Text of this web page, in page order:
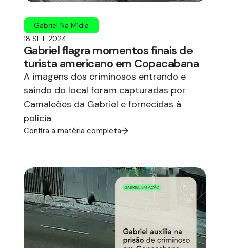
Gabriel Na Mídia
18 SET. 2024
Gabriel flagra momentos finais de
turista americano em Copacabana
A imagens dos criminosos entrando e
saindo do local foram capturadas por
Camaleões da Gabriel e fornecidas à
polícia
Confira a matéria completa